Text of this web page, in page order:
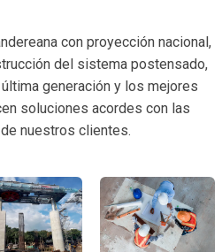
con proyección nacional,
del sistema postensado,
generación y los mejores
soluciones acordes con las
nuestros clientes.